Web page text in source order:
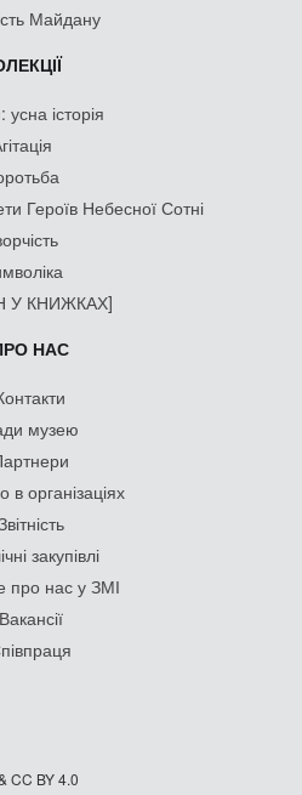
Майдану
історія
Героїв Небесної Сотні
У КНИЖКАХ]
НАС
музею
в організаціях
закупівлі
про нас у ЗМІ
Вакансії
CC BY 4.0